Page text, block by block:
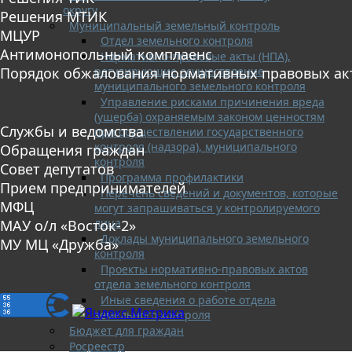
округу
Муниципальный земельный контроль
Отдел земельного контроля
Нормативно-правовые акты (НПА),
регулирующие осуществление
муниципального земельного контроля
Управление рисками причинения вреда
(ущерба) охраняемым законом ценностям
при осуществлении государственного
контроля (надзора), муниципального
контроля
Программа профилактики
Перечень сведений и документов, которые
могут запрашиваться у контролируемого
лица
Доклады муниципального земельного
контроля
Проекты нормативно-правовых актов
отдела земельного контроля
Иные сведения о работе отдела
земельного контроля
Бюджет для граждан
Росреестр
Решения МТИК
МЦУР
Антимонопольный комплаенс
Порядок обжалования нормативных правовых
Службы и ведомства
Обращения граждан
Совет депутатов
Прием предпринимателей
МФЦ
МАУ о/л «Восток-2»
МУ МЦ «Дружба»